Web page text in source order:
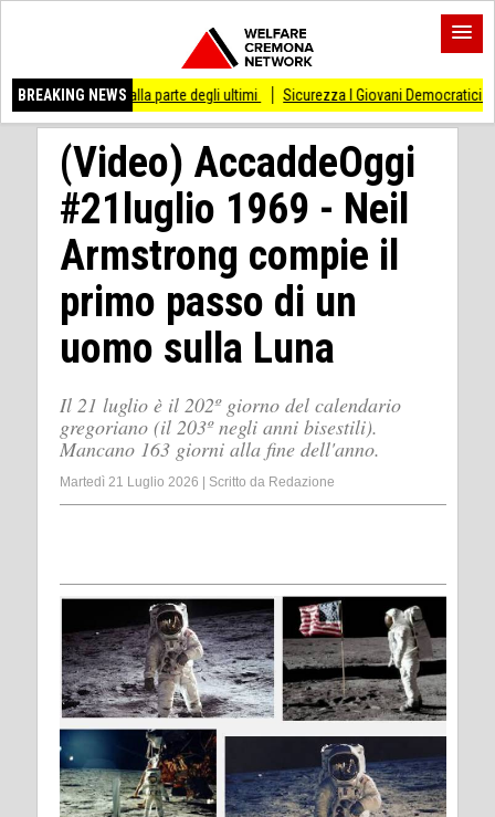
BREAKING NEWS
dalla parte degli ultimi Sicurezza I Giovani Democratici ribattono ai
(Video) AccaddeOggi
#21luglio 1969 - Neil
Armstrong compie il
primo passo di un
uomo sulla Luna
Il 21 luglio è il 202º giorno del calendario
gregoriano (il 203º negli anni bisestili).
Mancano 163 giorni alla fine dell'anno.
Martedì 21 Luglio 2026 Scritto da Redazione